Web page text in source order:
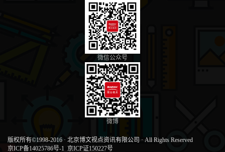
微信公众号
微博
版权所有©1998-2016 · 北京博文视点资讯有限公司 · All Rights Reserved
京ICP备14025786号-1 京ICP证150227号